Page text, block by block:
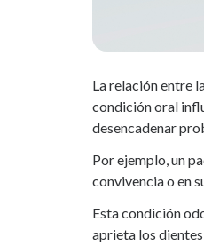
La relación entre
condición oral
desencadenar
Por ejemplo, un
convivencia o en
Esta condición
aprieta los